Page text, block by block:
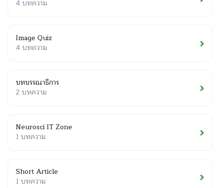
4 บทความ
Image Quiz
4 บทความ
บทบรรณาธิการ
2 บทความ
Neurosci IT Zone
1 บทความ
Short Article
1 บทความ